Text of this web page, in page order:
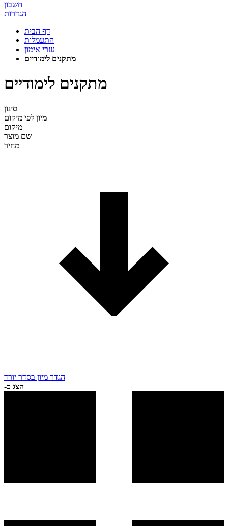
חשבון
הגדרות
דף הבית
התעמלות
עזרי אימון
מתקנים לימודיים
מתקנים לימודיים
סינון
מיון לפי מיקום
מיקום
שם מוצר
מחיר
הגדר מיון בסדר יורד
הצג כ-